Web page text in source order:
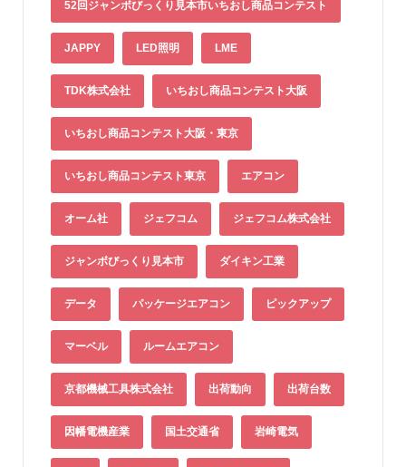
52回ジャンボびっくり見本市いちおし商品コンテスト
JAPPY LED照明 LME
TDK株式会社 いちおし商品コンテスト大阪
いちおし商品コンテスト大阪・東京
いちおし商品コンテスト東京 エアコン
オーム社 ジェフコム ジェフコム株式会社
ジャンボびっくり見本市 ダイキン工業
データ パッケージエアコン ピックアップ
マーベル ルームエアコン
京都機械工具株式会社 出荷動向 出荷台数
因幡電機産業 国土交通省 岩崎電気